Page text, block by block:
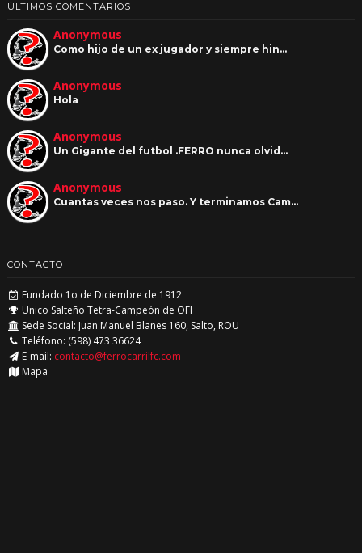
ÚLTIMOS COMENTARIOS
Anonymous
Como hijo de un ex jugador y siempre hin…
Anonymous
Hola
Anonymous
Un Gigante del futbol .FERRO nunca olvid…
Anonymous
Cuantas veces nos paso. Y terminamos Cam…
CONTACTO
Fundado 1o de Diciembre de 1912
Unico Salteño Tetra-Campeón de OFI
Sede Social: Juan Manuel Blanes 160, Salto, ROU
Teléfono: (598) 473 36624
E-mail: contacto@ferrocarrilfc.com
Mapa